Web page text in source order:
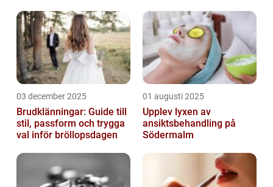
03 december 2025
Brudklänningar: Guide till
stil, passform och trygga
val inför bröllopsdagen
01 augusti 2025
Upplev lyxen av
ansiktsbehandling på
Södermalm